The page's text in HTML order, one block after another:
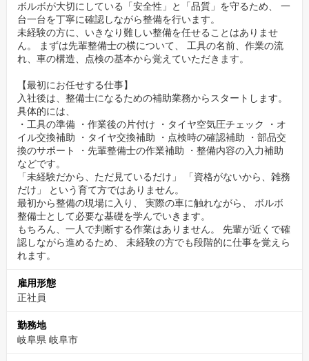
✅カジュアル面談について
■下記のリンクをコピー＆ペーストして、面談希望日をご予約くだ
さい。
https://timerex.net/s/hinomaru.kogyo_4400/d63fd3e9
✨輸入車未経験からでも成長できる
輸入車やボルボが初めての方でも、基礎から学べる教育体制があ
ります。
最初は補助作業や基本点検からスタートし、メーカー基準を段階
的に習得。
分からないまま進めることはなく、先輩が近くでフォローしま
す。
【ボルボについて】
考える」クルマづくりを続けてきた自動車メーカーです。
三点式シートベルトの実用化をはじめ、数々の安全技術を生み出
し、現在も世界トップクラスの安全性能を誇っています。
ボルボが大切にしている「安全性」と「品質」を守るため、 一
台一台を丁寧に確認しながら整備を行います。
未経験の方に、いきなり難しい整備を任せることはありませ
ん。 まずは先輩整備士の横について、 工具の名前、作業の流
れ、車の構造、点検の基本から覚えていただきます。
【最初にお任せする仕事】
入社後は、整備士になるための補助業務からスタートします。
具体的には、
・工具の準備 ・作業後の片付け ・タイヤ空気圧チェック ・オ
イル交換補助 ・タイヤ交換補助 ・点検時の確認補助 ・部品交
換のサポート ・先輩整備士の作業補助 ・整備内容の入力補助
などです。
「未経験だから、ただ見ているだけ」 「資格がないから、雑務
だけ」 という育て方ではありません。
最初から整備の現場に入り、 実際の車に触れながら、 ボルボ
整備士として必要な基礎を学んでいきます。
もちろん、一人で判断する作業はありません。 先輩が近くで確
認しながら進めるため、 未経験の方でも段階的に仕事を覚えら
れます。
雇用形態
正社員
勤務地
岐阜県 岐阜市